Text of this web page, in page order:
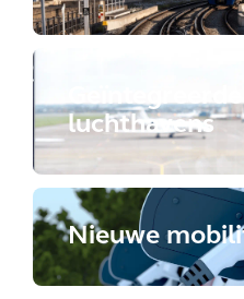
Geïntegreerde
luchthavens
Nieuwe